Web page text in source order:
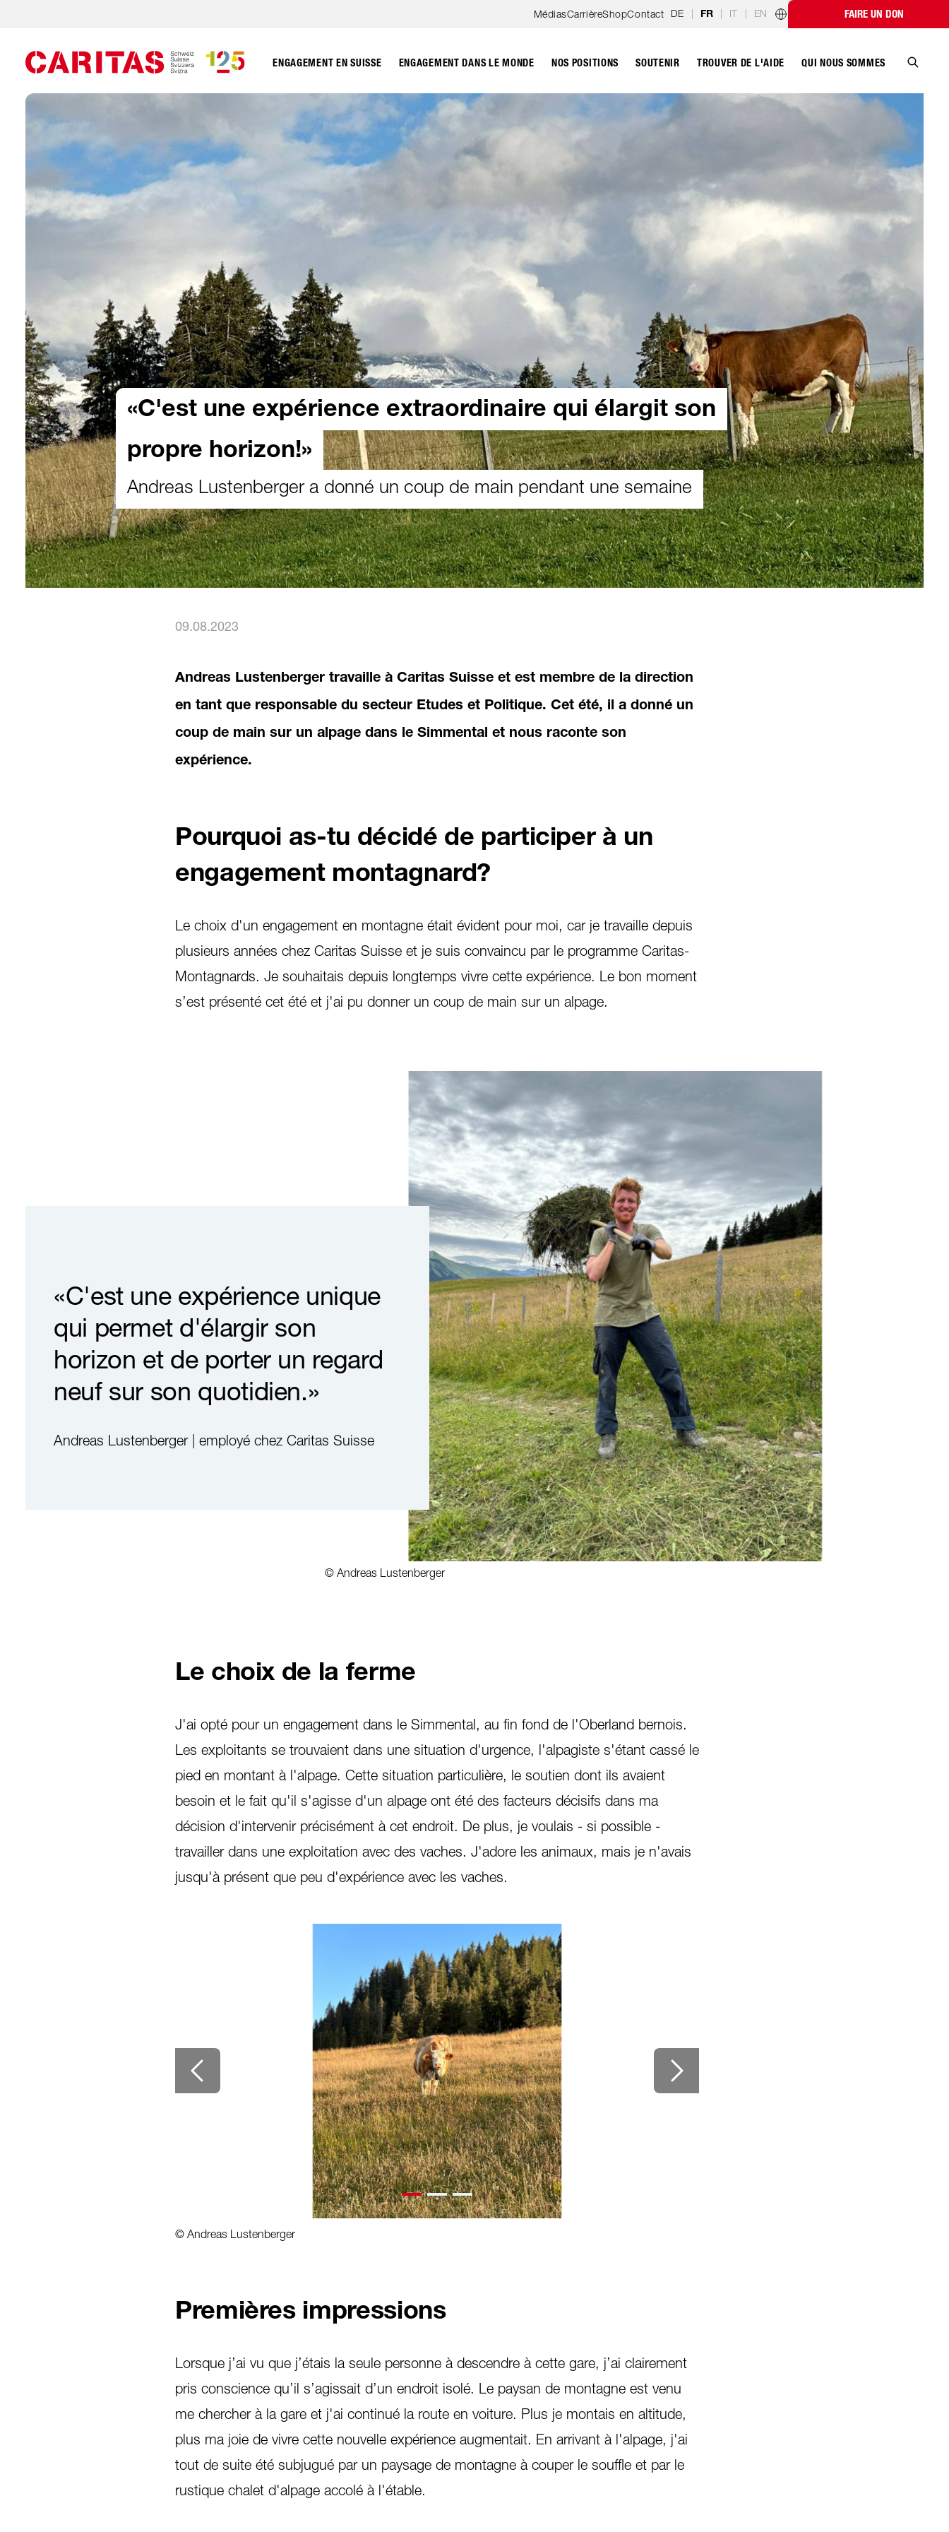
Aller au contenu
MédiasCarrièreShopContact DE | FR | IT | EN
Programmes par paysFAIRE UN DON
ENGAGEMENT EN SUISSE ENGAGEMENT DANS LE MONDE NOS POSITIONS SOUTENIR TROUVER DE L'AIDE QUI NOUS SOMMES
«C'est une expérience extraordinaire qui élargit son
propre horizon!»
Andreas Lustenberger a donné un coup de main pendant une semaine
09.08.2023
Andreas Lustenberger travaille à Caritas Suisse et est membre de la direction
en tant que responsable du secteur Etudes et Politique. Cet été, il a donné un
coup de main sur un alpage dans le Simmental et nous raconte son
expérience.
Pourquoi as-tu décidé de participer à un
engagement montagnard?
Le choix d'un engagement en montagne était évident pour moi, car je travaille depuis
plusieurs années chez Caritas Suisse et je suis convaincu par le programme Caritas-
Montagnards. Je souhaitais depuis longtemps vivre cette expérience. Le bon moment
s’est présenté cet été et j'ai pu donner un coup de main sur un alpage.
© Andreas Lustenberger
«C'est une expérience unique
qui permet d'élargir son
horizon et de porter un regard
neuf sur son quotidien.»
Andreas Lustenberger | employé chez Caritas Suisse
Le choix de la ferme
J'ai opté pour un engagement dans le Simmental, au fin fond de l'Oberland bernois.
Les exploitants se trouvaient dans une situation d'urgence, l'alpagiste s'étant cassé le
pied en montant à l'alpage. Cette situation particulière, le soutien dont ils avaient
besoin et le fait qu'il s'agisse d'un alpage ont été des facteurs décisifs dans ma
décision d'intervenir précisément à cet endroit. De plus, je voulais - si possible -
travailler dans une exploitation avec des vaches. J'adore les animaux, mais je n'avais
jusqu'à présent que peu d'expérience avec les vaches.
© Andreas Lustenberger
Premières impressions
Lorsque j’ai vu que j’étais la seule personne à descendre à cette gare, j’ai clairement
pris conscience qu’il s’agissait d’un endroit isolé. Le paysan de montagne est venu
me chercher à la gare et j'ai continué la route en voiture. Plus je montais en altitude,
plus ma joie de vivre cette nouvelle expérience augmentait. En arrivant à l'alpage, j'ai
tout de suite été subjugué par un paysage de montagne à couper le souffle et par le
rustique chalet d'alpage accolé à l'étable.